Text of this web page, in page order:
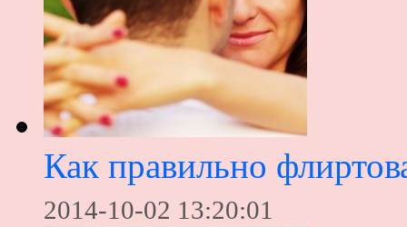
Как правильно
2014-10-02 13:20:01